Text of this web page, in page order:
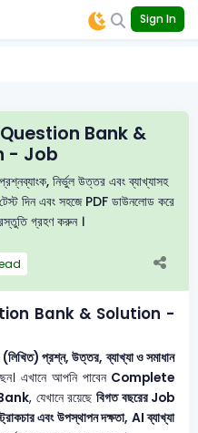
Sign In
Question Bank &
- Job
নির্ভুল উত্তর এবং ব্যাখ্যাসহ
দিন এবং সহজে PDF ডাউনলোড করে
গ্রহণ করুন ।
Bank & Solution -
প্রশ্ন, উত্তর, ব্যাখ্যা ও সমাধান
এখানে আপনি পাবেন Complete
, যেখানে রয়েছেবিগত বছরের Job
এবং উপস্থাপন দক্ষতা, AI ব্যাখ্যা